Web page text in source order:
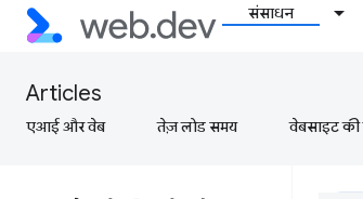
संसाधन
Articles
एआई और वेब तेज़ लोड समय वेबसाइट की